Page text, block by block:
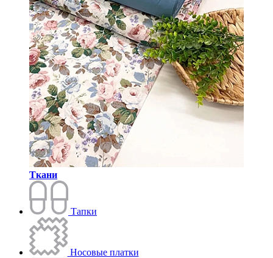
Ткани
Тапки
Носовые платки